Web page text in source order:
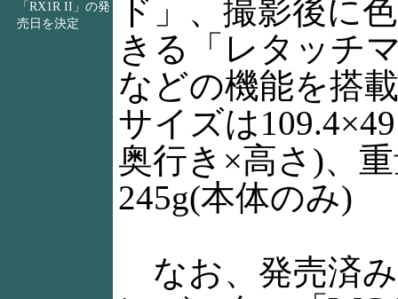
「RX1R II」の発
売日を決定
ド」、撮影後に
きる「レタッチ
などの機能を搭
サイズは
奥行き×高さ)、
245g(本体のみ)
なお、発売済